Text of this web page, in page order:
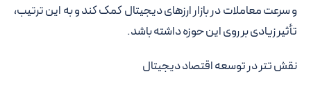
و سرعت معاملات در بازار ارزهای دیجیتال کمک کند و به این ترتیب،
تأثیر زیادی بر روی این حوزه داشته باشد.
نقش تتر در توسعه اقتصاد دیجیتال